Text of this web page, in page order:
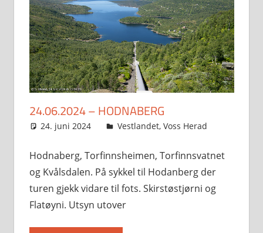
24.06.2024 – HODNABERG
24. juni 2024 Svein
Vestlandet, Voss Herad
Hodnaberg, Torfinnsheimen, Torfinnsvatnet
og Kvålsdalen. På sykkel til Hodanberg der
turen gjekk vidare til fots. Skirstøstjørni og
Flatøyni. Utsyn utover